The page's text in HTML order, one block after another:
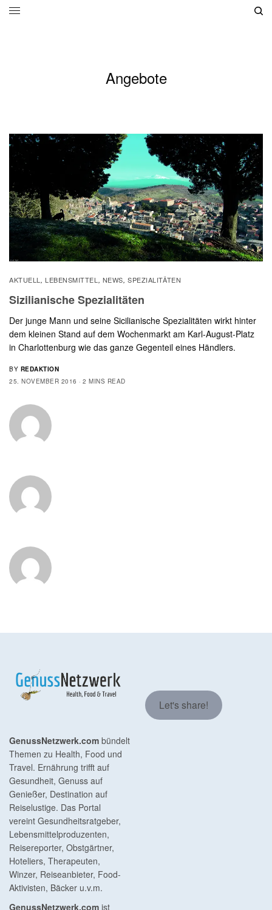
Angebote
AKTUELL , LEBENSMITTEL , NEWS, SPEZIALITÄTEN
Sizilianische Spezialitäten
Der junge Mann und seine Sicilianische Spezialitäten wirkt hinter
dem kleinen Stand auf dem Wochenmarkt am Karl-August-Platz
in Charlottenburg wie das ganze Gegenteil eines Händlers.
BY REDAKTION
25. NOVEMBER 2016
2 MINS READ
GenussNetzwerk.com bündelt
Themen zu Health, Food und
Travel. Ernährung trifft auf
Gesundheit, Genuss auf
Genießer, Destination auf
Reiselustige. Das Portal
vereint Gesundheitsratgeber,
Lebensmittelproduzenten,
Reisereporter, Obstgärtner,
Hoteliers, Therapeuten,
Winzer, Reiseanbieter, Food-
Aktivisten, Bäcker u.v.m.
GenussNetzwerk.com ist
Let's share!